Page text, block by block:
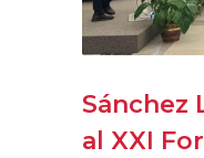
Sánchez
al XXI